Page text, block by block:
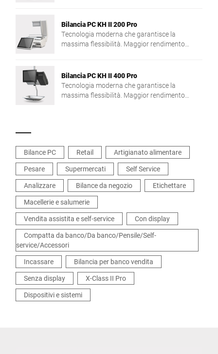
Bilancia PC KH II 200 Pro
Tecnologia moderna che garantisce la
massima flessibilità. Maggior rendimento
Bilancia PC KH II 400 Pro
Tecnologia moderna che garantisce la
massima flessibilità. Maggior rendimento
Bilance PC Retail
Artigianato alimentare
Pesare
Supermercati
Self Service
Analizzare
Bilance da negozio
Etichettare
Macellerie e salumerie
Vendita assistita e self-service
Con display
Compatta da banco/Da banco/Pensile/Self-
service/Accessori
Incassare
Bilancia per banco vendita
Senza display
X-Class II Pro
Dispositivi e sistemi